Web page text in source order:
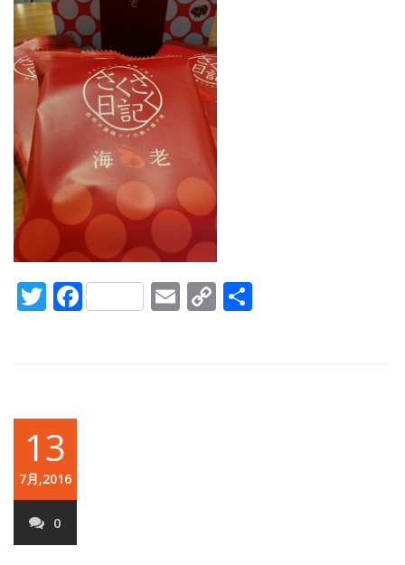
Twitter
FacebookEmail
Copy
Link
13
7月,2016
0